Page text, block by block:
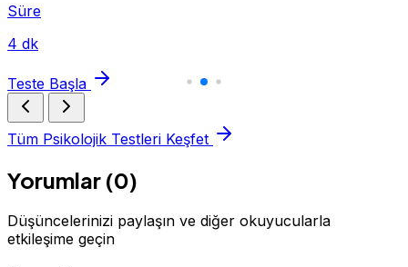
Süre
4 dk
Teste Başla
Tüm Psikolojik Testleri Keşfet
Yorumlar (0)
Düşüncelerinizi paylaşın ve diğer okuyucularla
etkileşime geçin